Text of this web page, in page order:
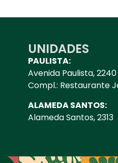
UNIDADES
PAULISTA:
Avenida Paulista, 2240
Compl.: Restaurante
ALAMEDA SANTOS:
Alameda Santos, 2313